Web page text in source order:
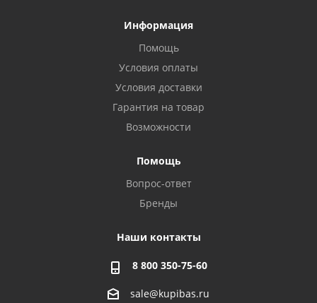
Информация
Помощь
Условия оплаты
Условия доставки
Гарантия на товар
Возможности
Помощь
Вопрос-ответ
Бренды
Наши контакты
8 800 350-75-60
sale@kupibas.ru